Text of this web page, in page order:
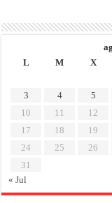
L
M X
3
4 5
10
11 12
17
18 19
24
25 26
31
« Jul